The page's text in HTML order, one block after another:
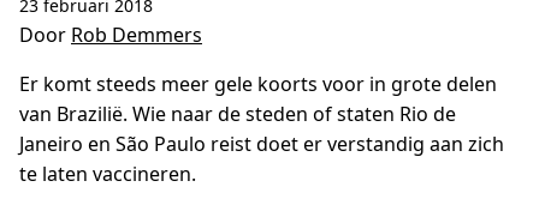
23 februari 2018
Door Rob Demmers
Er komt steeds meer gele koorts voor in grote delen
van Brazilië. Wie naar de steden of staten Rio de
Janeiro en São Paulo reist doet er verstandig aan zich
te laten vaccineren.